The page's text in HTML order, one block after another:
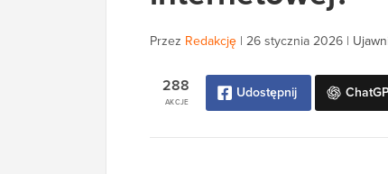
Przez Redakcję | 26 stycznia 2026 |
AKCJE
288 Udostępnij